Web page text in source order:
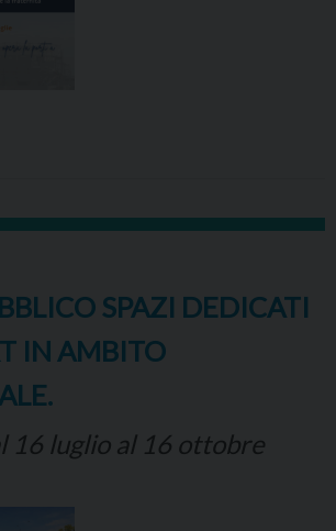
SPAZI DEDICATI
IN AMBITO
16 luglio al 16 ottobre